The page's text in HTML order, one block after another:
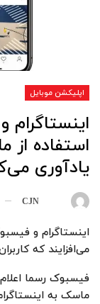
اپلیکشن موبایل
اینستاگرام
استفاده از
یادآوری
CJN
اینستاگرام و
می‌افزایند که
فیسبوک رسما
ماسک به